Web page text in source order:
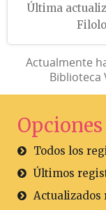
Última
Actualmente
Biblioteca
Opciones
Todos los
Últimos
Actualizados